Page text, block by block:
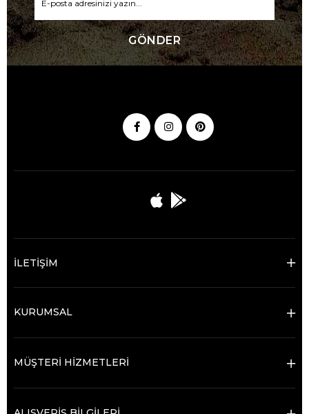
GÖNDER
İLETİŞİM
KURUMSAL
MÜŞTERİ HİZMETLERİ